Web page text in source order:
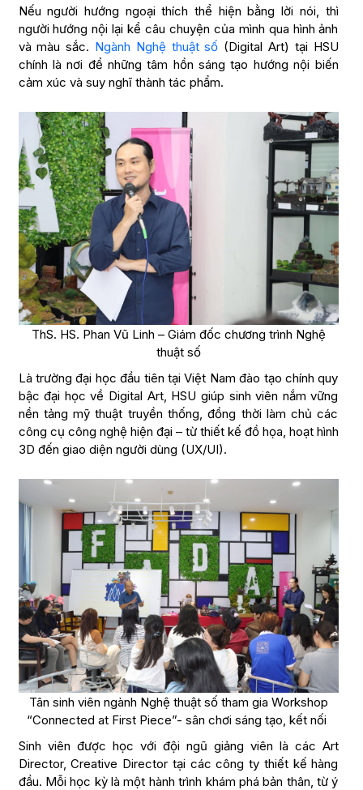
Nếu người hướng ngoại thích thể hiện bằng lời nói, thì
người hướng nội lại kể câu chuyện của mình qua hình ảnh
và màu sắc. Ngành Nghệ thuật số (Digital Art) tại HSU
chính là nơi để những tâm hồn sáng tạo hướng nội biến
cảm xúc và suy nghĩ thành tác phẩm.
ThS. HS. Phan Vũ Linh – Giám đốc chương trình Nghệ
thuật số
Là trường đại học đầu tiên tại Việt Nam đào tạo chính quy
bậc đại học về Digital Art, HSU giúp sinh viên nắm vững
nền tảng mỹ thuật truyền thống, đồng thời làm chủ các
công cụ công nghệ hiện đại – từ thiết kế đồ họa, hoạt hình
3D đến giao diện người dùng (UX/UI).
Tân sinh viên ngành Nghệ thuật số tham gia Workshop
“Connected at First Piece”- sân chơi sáng tạo, kết nối
Sinh viên được học với đội ngũ giảng viên là các Art
Director, Creative Director tại các công ty thiết kế hàng
đầu. Mỗi học kỳ là một hành trình khám phá bản thân, từ ý